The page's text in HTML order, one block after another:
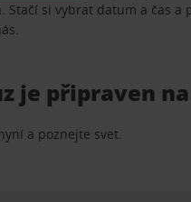
Stačí si vybrat datum a čas a
je připraven
a poznejte svet.